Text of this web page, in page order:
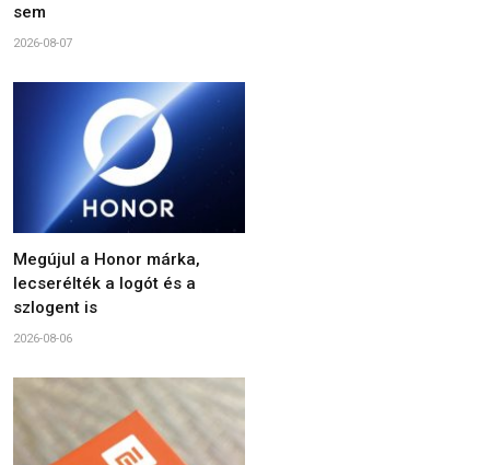
sem
2026-08-07
Megújul a Honor márka,
lecserélték a logót és a
szlogent is
2026-08-06